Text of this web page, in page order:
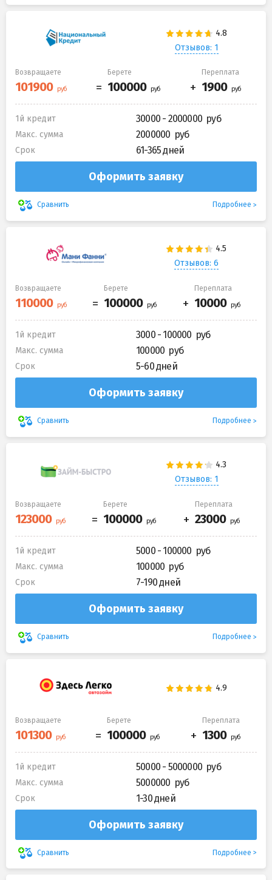
Отзывов: 1
Возвращаете Берете Переплата
1й кредит 30000 - 2000000
Макс. сумма 2000000
Срок 61-365 дней
Оформить заявку
Сравнить Подробнее
Отзывов: 6
Возвращаете Берете Переплата
1й кредит 3000 - 100000
Макс. сумма 100000
Срок 5-60 дней
Оформить заявку
Сравнить Подробнее
Отзывов: 1
Возвращаете Берете Переплата
1й кредит 5000 - 100000
Макс. сумма 100000
Срок 7-190 дней
Оформить заявку
Сравнить Подробнее
Возвращаете Берете Переплата
1й кредит 50000 - 5000000
Макс. сумма 5000000
Срок 1-30 дней
Оформить заявку
Сравнить Подробнее